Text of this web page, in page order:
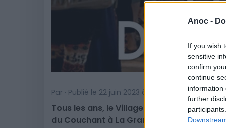
Anoc -
If you wish
sensitive
confirm
continue
information
further
Par · Publié le 22 juin 2023 à 8h23
Tous les ans, le Village des Artisans
du Couchant à La Grande Motte, durant